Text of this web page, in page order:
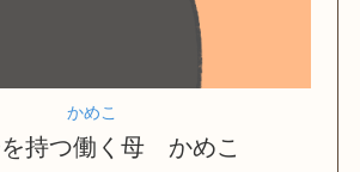
かめこ
を持つ働く母 かめこ